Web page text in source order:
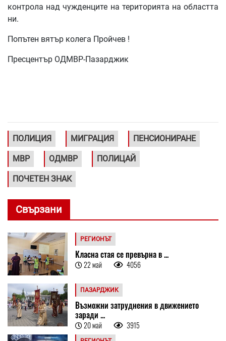
контрола над чужденците на територията на областта
ни.
Попътен вятър колега Пройчев !
Пресцентър ОДМВР-Пазарджик
ПОЛИЦИЯ МИГРАЦИЯ ПЕНСИОНИРАНЕ
МВР ОДМВР ПОЛИЦАЙ
ПОЧЕТЕН ЗНАК
Свързани
РЕГИОНЪТ
Класна стая се превърна в ...
22 май 4056
ПАЗАРДЖИК
Възможни затруднения в движението
заради ...
20 май 3915